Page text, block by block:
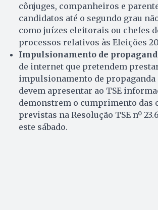
cônjuges, companheiros e
candidatos até o segundo grau
como juízes eleitorais ou chefes
processos relativos às Eleições
Impulsionamento de
de internet que pretendem
impulsionamento de
devem apresentar ao TSE
demonstrem o cumprimento das
previstas na Resolução TSE nº
este sábado.